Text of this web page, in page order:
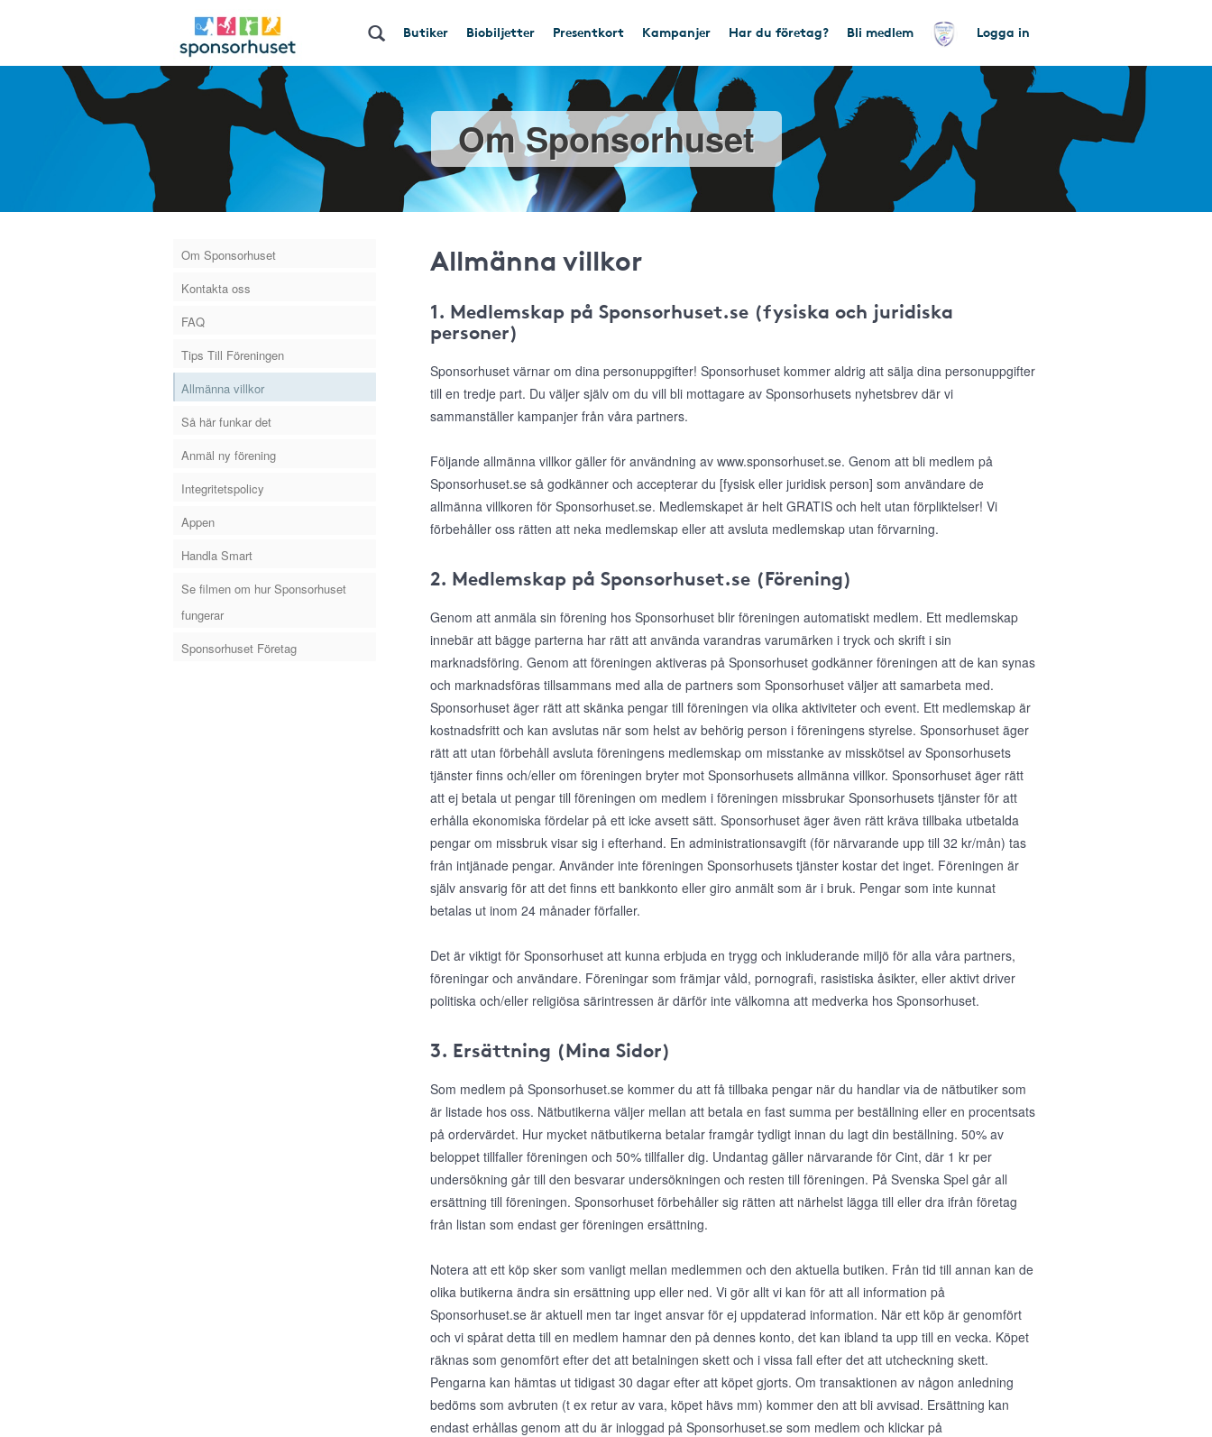
Butiker Biobiljetter Presentkort Kampanjer Har du företag? Bli medlem Logga in
Om Sponsorhuset
Om Sponsorhuset
Kontakta oss
FAQ
Tips Till Föreningen
Allmänna villkor
Så här funkar det
Anmäl ny förening
Integritetspolicy
Appen
Handla Smart
Se filmen om hur Sponsorhuset
fungerar
Sponsorhuset Företag
Allmänna villkor
1. Medlemskap på Sponsorhuset.se (fysiska och juridiska
personer)
Sponsorhuset värnar om dina personuppgifter! Sponsorhuset kommer aldrig att sälja dina personuppgifter
till en tredje part. Du väljer själv om du vill bli mottagare av Sponsorhusets nyhetsbrev där vi
sammanställer kampanjer från våra partners.
Följande allmänna villkor gäller för användning av www.sponsorhuset.se. Genom att bli medlem på
Sponsorhuset.se så godkänner och accepterar du [fysisk eller juridisk person] som användare de
allmänna villkoren för Sponsorhuset.se. Medlemskapet är helt GRATIS och helt utan förpliktelser! Vi
förbehåller oss rätten att neka medlemskap eller att avsluta medlemskap utan förvarning.
2. Medlemskap på Sponsorhuset.se (Förening)
Genom att anmäla sin förening hos Sponsorhuset blir föreningen automatiskt medlem. Ett medlemskap
innebär att bägge parterna har rätt att använda varandras varumärken i tryck och skrift i sin
marknadsföring. Genom att föreningen aktiveras på Sponsorhuset godkänner föreningen att de kan synas
och marknadsföras tillsammans med alla de partners som Sponsorhuset väljer att samarbeta med.
Sponsorhuset äger rätt att skänka pengar till föreningen via olika aktiviteter och event. Ett medlemskap är
kostnadsfritt och kan avslutas när som helst av behörig person i föreningens styrelse. Sponsorhuset äger
rätt att utan förbehåll avsluta föreningens medlemskap om misstanke av misskötsel av Sponsorhusets
tjänster finns och/eller om föreningen bryter mot Sponsorhusets allmänna villkor. Sponsorhuset äger rätt
att ej betala ut pengar till föreningen om medlem i föreningen missbrukar Sponsorhusets tjänster för att
erhålla ekonomiska fördelar på ett icke avsett sätt. Sponsorhuset äger även rätt kräva tillbaka utbetalda
pengar om missbruk visar sig i efterhand. En administrationsavgift (för närvarande upp till 32 kr/mån) tas
från intjänade pengar. Använder inte föreningen Sponsorhusets tjänster kostar det inget. Föreningen är
själv ansvarig för att det finns ett bankkonto eller giro anmält som är i bruk. Pengar som inte kunnat
betalas ut inom 24 månader förfaller.
Det är viktigt för Sponsorhuset att kunna erbjuda en trygg och inkluderande miljö för alla våra partners,
föreningar och användare. Föreningar som främjar våld, pornografi, rasistiska åsikter, eller aktivt driver
politiska och/eller religiösa särintressen är därför inte välkomna att medverka hos Sponsorhuset.
3. Ersättning (Mina Sidor)
Som medlem på Sponsorhuset.se kommer du att få tillbaka pengar när du handlar via de nätbutiker som
är listade hos oss. Nätbutikerna väljer mellan att betala en fast summa per beställning eller en procentsats
på ordervärdet. Hur mycket nätbutikerna betalar framgår tydligt innan du lagt din beställning. 50% av
beloppet tillfaller föreningen och 50% tillfaller dig. Undantag gäller närvarande för Cint, där 1 kr per
undersökning går till den besvarar undersökningen och resten till föreningen. På Svenska Spel går all
ersättning till föreningen. Sponsorhuset förbehåller sig rätten att närhelst lägga till eller dra ifrån företag
från listan som endast ger föreningen ersättning.
Notera att ett köp sker som vanligt mellan medlemmen och den aktuella butiken. Från tid till annan kan de
olika butikerna ändra sin ersättning upp eller ned. Vi gör allt vi kan för att all information på
Sponsorhuset.se är aktuell men tar inget ansvar för ej uppdaterad information. När ett köp är genomfört
och vi spårat detta till en medlem hamnar den på dennes konto, det kan ibland ta upp till en vecka. Köpet
räknas som genomfört efter det att betalningen skett och i vissa fall efter det att utcheckning skett.
Pengarna kan hämtas ut tidigast 30 dagar efter att köpet gjorts. Om transaktionen av någon anledning
bedöms som avbruten (t ex retur av vara, köpet hävs mm) kommer den att bli avvisad. Ersättning kan
endast erhållas genom att du är inloggad på Sponsorhuset.se som medlem och klickar på